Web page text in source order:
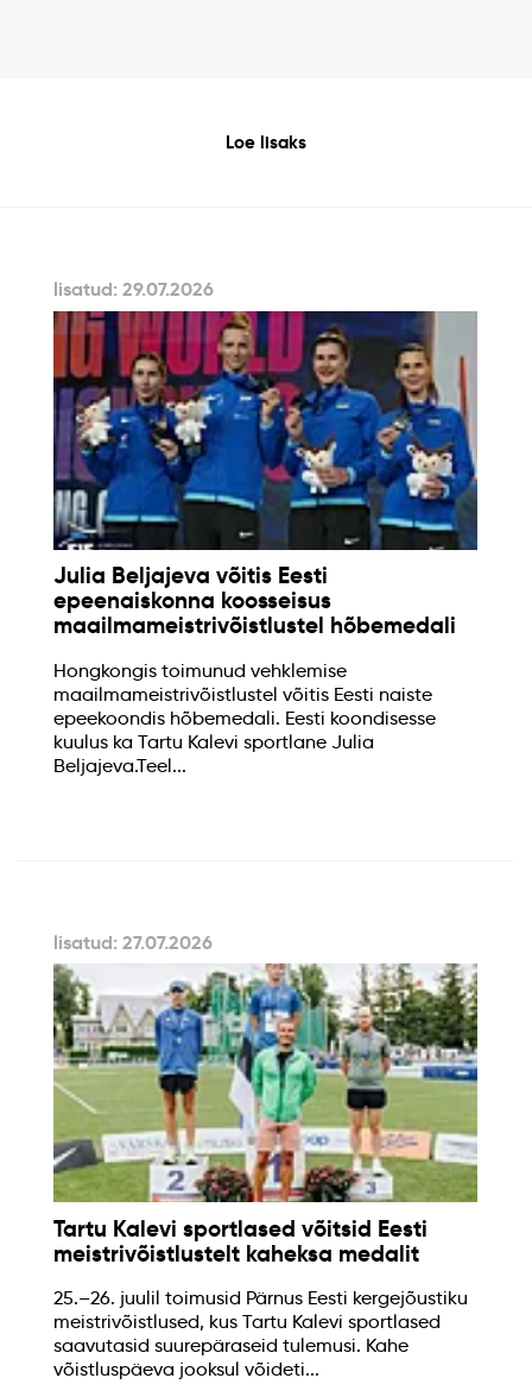
Loe lisaks
lisatud: 29.07.2026
Julia Beljajeva võitis Eesti
epeenaiskonna koosseisus
maailmameistrivõistlustel hõbemedali
Hongkongis toimunud vehklemise
maailmameistrivõistlustel võitis Eesti naiste
epeekoondis hõbemedali. Eesti koondisesse
kuulus ka Tartu Kalevi sportlane Julia
Beljajeva.Teel...
lisatud: 27.07.2026
Tartu Kalevi sportlased võitsid Eesti
meistrivõistlustelt kaheksa medalit
25.–26. juulil toimusid Pärnus Eesti kergejõustiku
meistrivõistlused, kus Tartu Kalevi sportlased
saavutasid suurepäraseid tulemusi. Kahe
võistluspäeva jooksul võideti...